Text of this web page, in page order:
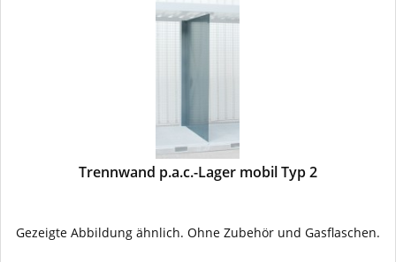
Trennwand p.a.c.-Lager mobil Typ 2
Gezeigte Abbildung ähnlich. Ohne Zubehör und Gasflaschen.